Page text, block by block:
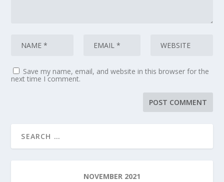
Save my name, email, and website in this browser for the
next time I comment.
NOVEMBER 2021